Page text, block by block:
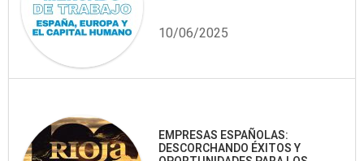
10/06/2025
EMPRESAS ESPAÑOLAS:
DESCORCHANDO ÉXITOS Y